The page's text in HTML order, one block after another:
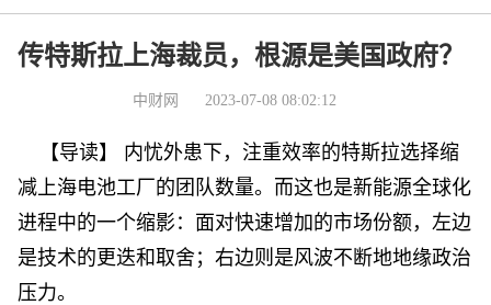
传特斯拉上海裁员，根源是美国政府？
中财网 2023-07-08 08:02:12
【导读】 内忧外患下，注重效率的特斯拉选择缩
减上海电池工厂的团队数量。而这也是新能源全球化
进程中的一个缩影：面对快速增加的市场份额，左边
是技术的更迭和取舍；右边则是风波不断地地缘政治
压力。